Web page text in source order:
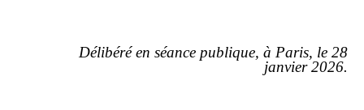
Délibéré en séance publique, à Paris, le 28
janvier 2026.